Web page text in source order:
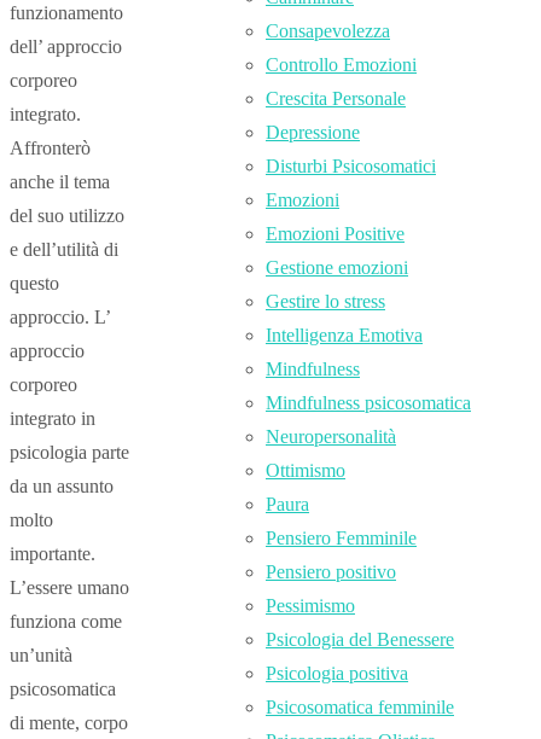
funzionamento
dell’ approccio
corporeo
integrato.
Affronterò
anche il tema
del suo utilizzo
e dell’utilità di
questo
approccio. L’
approccio
corporeo
integrato in
psicologia parte
da un assunto
molto
importante.
L’essere umano
funziona come
un’unità
psicosomatica
di mente, corpo
Consapevolezza
Controllo Emozioni
Crescita Personale
Depressione
Disturbi Psicosomatici
Emozioni
Emozioni Positive
Gestione emozioni
Gestire lo stress
Intelligenza Emotiva
Mindfulness
Mindfulness psicosomatica
Neuropersonalità
Ottimismo
Paura
Pensiero Femminile
Pensiero positivo
Pessimismo
Psicologia del Benessere
Psicologia positiva
Psicosomatica femminile